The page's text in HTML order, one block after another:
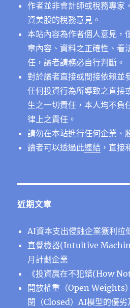
威
盛，
宏
電
和
台
的
面
板
中
作者並非會計師或稅務專家
資美股的稅務意見。
本站內容為作者個人意見，
章內容、資料之正確性、看
任，讀者請務必自行判斷。
對於讀者直接或間接依賴並
任何投資行為所導致之直接
生之一切責任，本人均不負
律上之責任。
請勿在本站進行任何企業、
讀者可以透過此連結 ，直接
近期文章
AI資本支出侵蝕企業獲利拉
直覺機器(Intuitive
月計劃企業
《投資贏在不犯錯(How
開放權重（Open Weights
閉（Closed）AI模型的優劣